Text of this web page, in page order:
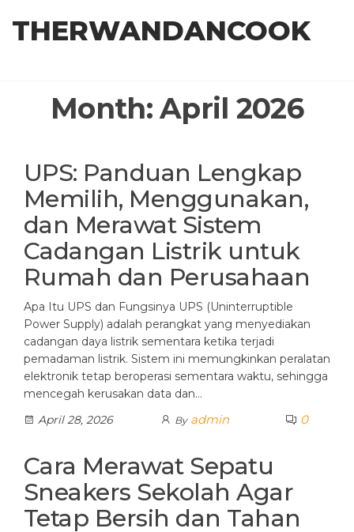
THERWANDANCOOK
Month:April 2026
UPS: Panduan Lengkap
Memilih, Menggunakan,
dan Merawat Sistem
Cadangan Listrik untuk
Rumah dan Perusahaan
Apa Itu UPS dan Fungsinya UPS (Uninterruptible
Power Supply) adalah perangkat yang menyediakan
cadangan daya listrik sementara ketika terjadi
pemadaman listrik. Sistem ini memungkinkan peralatan
elektronik tetap beroperasi sementara waktu, sehingga
mencegah kerusakan data dan…
April 28, 2026
By admin 0
Cara Merawat Sepatu
Sneakers Sekolah Agar
Tetap Bersih dan Tahan